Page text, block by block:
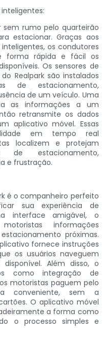
sem rumo pelo quarteirão
estacionar. Graças aos
os condutores
forma rápida e fácil os
Os sensores de
Realpark são instalados
de estacionamento,
de um veículo. Uma
as informações a um
retransmite os dados
aplicativo móvel. Essas
em tempo real
localizem e protejam
estacionamento,
e frustração.
é o companheiro perfeito
sua experiência de
interface amigável, o
informações
próximas.
fornece instruções
os usuários naveguem
Além disso, o
como integração de
motoristas paguem pelo
conveniente, sem a
O aplicativo móvel
a forma como
o processo simples e